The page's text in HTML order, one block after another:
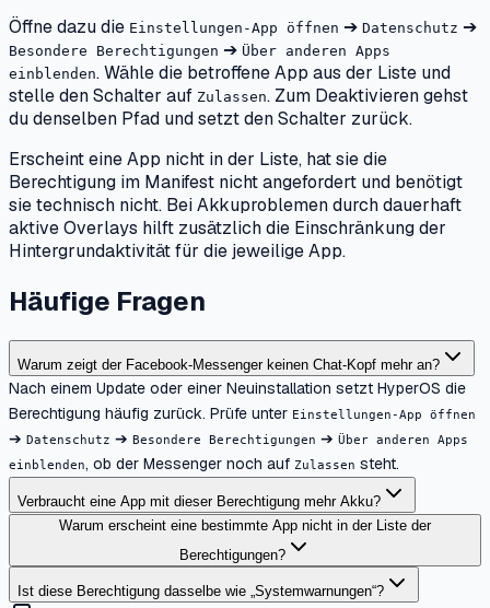
Öffne dazu die Einstellungen-App öffnen ➔ Datenschutz ➔
Besondere Berechtigungen ➔ Über anderen Apps
einblenden. Wähle die betroffene App aus der Liste und
stelle den Schalter auf Zulassen. Zum Deaktivieren gehst
du denselben Pfad und setzt den Schalter zurück.
Erscheint eine App nicht in der Liste, hat sie die
Berechtigung im Manifest nicht angefordert und benötigt
sie technisch nicht. Bei Akkuproblemen durch dauerhaft
aktive Overlays hilft zusätzlich die Einschränkung der
Hintergrundaktivität für die jeweilige App.
Häufige Fragen
Warum zeigt der Facebook-Messenger keinen Chat-Kopf mehr an?
Nach einem Update oder einer Neuinstallation setzt HyperOS die
Berechtigung häufig zurück. Prüfe unter Einstellungen-App öffnen
➔ Datenschutz ➔ Besondere Berechtigungen ➔ Über anderen Apps
einblenden, ob der Messenger noch auf Zulassen steht.
Verbraucht eine App mit dieser Berechtigung mehr Akku?
Warum erscheint eine bestimmte App nicht in der Liste der
Berechtigungen?
Ist diese Berechtigung dasselbe wie „Systemwarnungen“?